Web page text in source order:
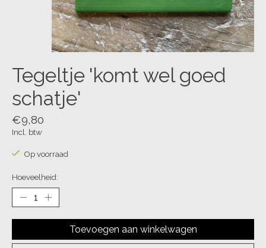
Tegeltje 'komt wel goed
schatje'
€9,80
Incl. btw
Op voorraad
Hoeveelheid:
Toevoegen aan winkelwagen